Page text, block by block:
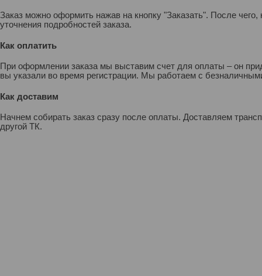
Заказ можно оформить нажав на кнопку "Заказать". После
уточнения подробностей заказа.
Как оплатить
При оформлении заказа мы выставим счет для оплаты – он
вы указали во время регистрации. Мы работаем с
Как доставим
Начнем собирать заказ сразу после оплаты. Доставляем
другой ТК.